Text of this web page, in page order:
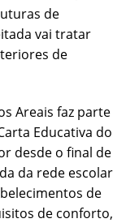
de
vai tratar
de
Areais faz parte
Educativa do
desde o final de
da rede escolar
de
de conforto,